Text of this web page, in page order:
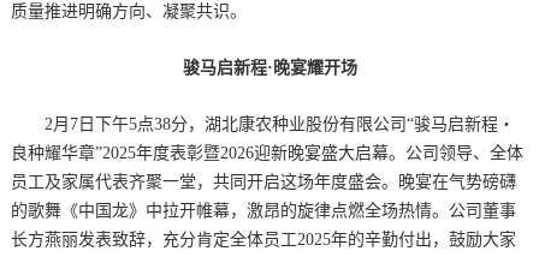
质量推进明确方向、凝聚共识。
骏马启新程·晚宴耀开场
2月7日下午5点38分，湖北康农种业股份有限公司“骏马启新程・
良种耀华章”2025年度表彰暨2026迎新晚宴盛大启幕。公司领导、全体
员工及家属代表齐聚一堂，共同开启这场年度盛会。晚宴在气势磅礴
的歌舞《中国龙》中拉开帷幕，激昂的旋律点燃全场热情。公司董事
长方燕丽发表致辞，充分肯定全体员工2025年的辛勤付出，鼓励大家